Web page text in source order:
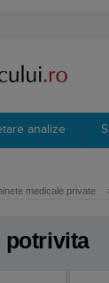
analize
medicale private
potrivita